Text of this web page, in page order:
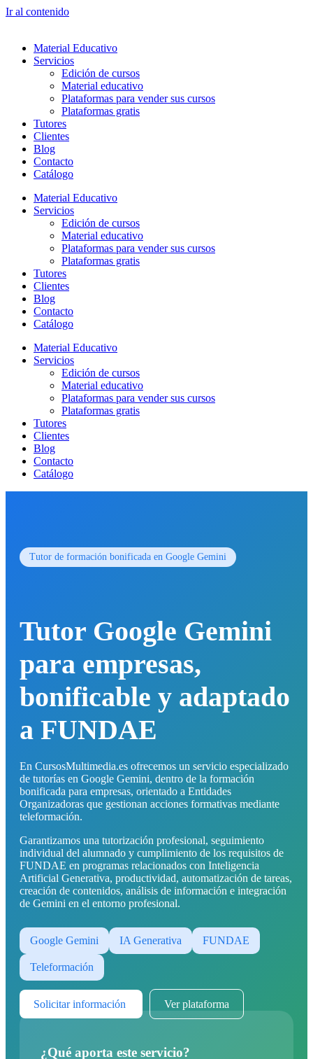
Ir al contenido
Material Educativo
Servicios
Edición de cursos
Material educativo
Plataformas para vender sus cursos
Plataformas gratis
Tutores
Clientes
Blog
Contacto
Catálogo
Material Educativo
Servicios
Edición de cursos
Material educativo
Plataformas para vender sus cursos
Plataformas gratis
Tutores
Clientes
Blog
Contacto
Catálogo
Material Educativo
Servicios
Edición de cursos
Material educativo
Plataformas para vender sus cursos
Plataformas gratis
Tutores
Clientes
Blog
Contacto
Catálogo
Tutor de formación bonificada en Google Gemini
Tutor Google Gemini
para empresas,
bonificable y adaptado
a FUNDAE
En CursosMultimedia.es ofrecemos un servicio especializado
de tutorías en Google Gemini, dentro de la formación
bonificada para empresas, orientado a Entidades
Organizadoras que gestionan acciones formativas mediante
teleformación.
Garantizamos una tutorización profesional, seguimiento
individual del alumnado y cumplimiento de los requisitos de
FUNDAE en programas relacionados con Inteligencia
Artificial Generativa, productividad, automatización de tareas,
creación de contenidos, análisis de información e integración
de Gemini en el entorno profesional.
Google Gemini IA Generativa FUNDAE
Teleformación
Solicitar información Ver plataforma
¿Qué aporta este servicio?